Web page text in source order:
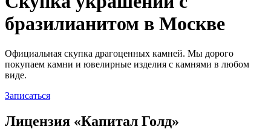
бразилианитом в Москве
Официальная скупка драгоценных камней. Мы дорого
покупаем камни и ювелирные изделия с камнями в любом
виде.
Записаться
Лицензия «Капитал Голд»